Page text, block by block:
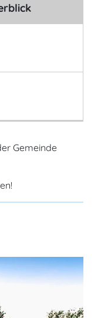
Gemeinde